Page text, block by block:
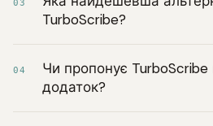
03
TurboScribe?
04
Чи пропонує TurboScribe
додаток?